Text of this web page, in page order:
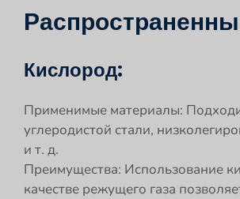
Кислород:
Применимые материалы:
углеродистой стали,
и т. д.
Преимущества: Использование
качестве режущего газа